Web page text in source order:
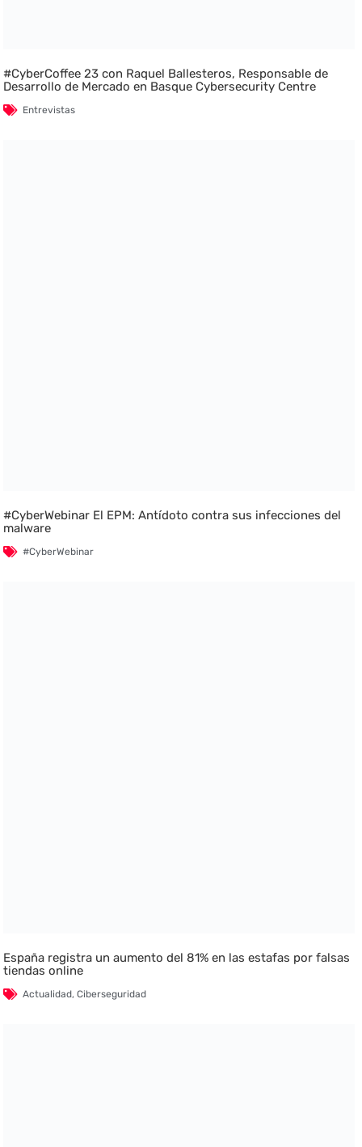
#CyberCoffee 23 con Raquel Ballesteros, Responsable de
Desarrollo de Mercado en Basque Cybersecurity Centre
Entrevistas
#CyberWebinar El EPM: Antídoto contra sus infecciones del
malware
#CyberWebinar
España registra un aumento del 81% en las estafas por falsas
tiendas online
Actualidad,Ciberseguridad